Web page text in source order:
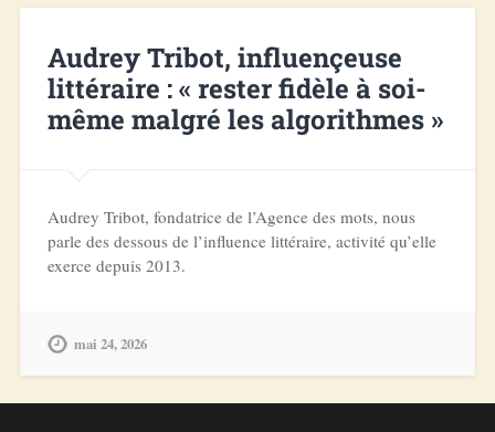
Audrey Tribot, influençeuse
littéraire : « rester fidèle à soi-
même malgré les algorithmes »
Audrey Tribot, fondatrice de l’Agence des mots, nous
parle des dessous de l’influence littéraire, activité qu’elle
exerce depuis 2013.
mai 24, 2026